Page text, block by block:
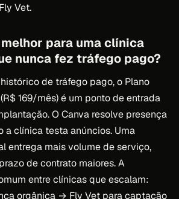
Vet.
para uma clínica
nunca fez tráfego pago?
de tráfego pago, o Plano
169/mês) é um ponto de entrada
O Canva resolve presença
a clínica testa anúncios. Uma
entrega mais volume de serviço,
de contrato maiores. A
entre clínicas que escalam:
orgânica → Fly Vet para captação